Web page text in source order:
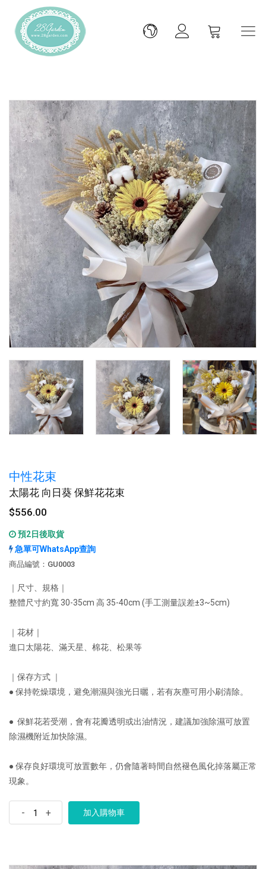
中性花束
太陽花 向日葵 保鮮花花束
$556.00
預2日後取貨
急單可WhatsApp查詢
商品編號：GU0003
｜尺寸、規格｜
整體尺寸約寬 30-35cm 高 35-40cm (手工測量誤差±3~5cm)
｜花材｜
進口太陽花、滿天星、棉花、松果等
｜保存方式 ｜
● 保持乾燥環境，避免潮濕與強光日曬，若有灰塵可用小刷清除。
● 保鮮花若受潮，會有花瓣透明或出油情況，建議加強除濕可放置
除濕機附近加快除濕。
● 保存良好環境可放置數年，仍會隨著時間自然褪色風化掉落屬正常
現象。
- + 加入購物車